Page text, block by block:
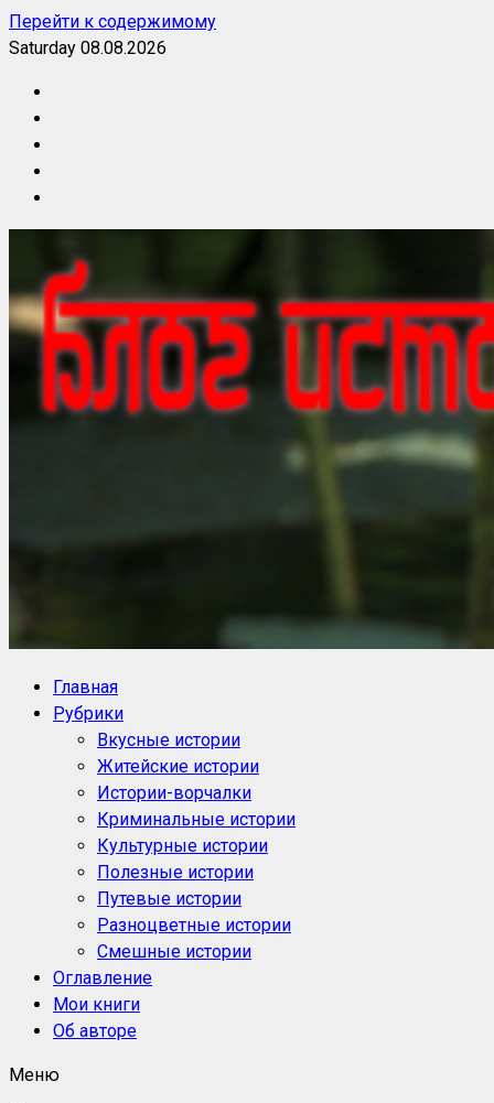
Перейти к содержимому
Saturday 08.08.2026
Блог историй NoorySan
Главная
Рубрики
Вкусные истории
Житейские истории
Истории-ворчалки
Криминальные истории
Культурные истории
Полезные истории
Путевые истории
Разноцветные истории
Смешные истории
Оглавление
Мои книги
Об авторе
Меню